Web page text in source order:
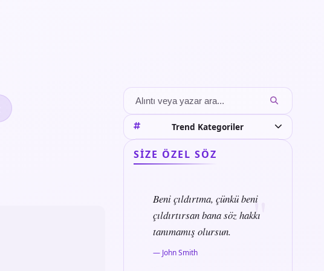
Trend Kategoriler
SIZE ÖZEL SÖZ
Beni çıldırtma, çünkü beni
çıldırtırsan bana söz hakkı
tanımamış olursun.
— John Smith